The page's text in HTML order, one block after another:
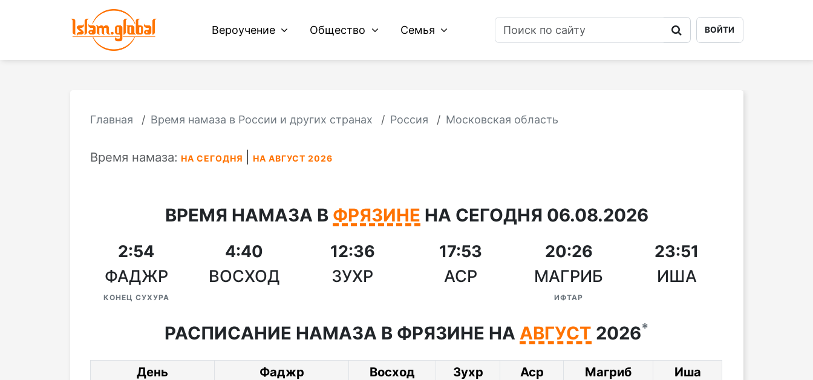
Вероучение Общество Семья ВОЙТИ
Главная Время намаза в России и других странах Россия Московская область
Время намаза: НА СЕГОДНЯ НА АВГУСТ 2026
ВРЕМЯ НАМАЗА В ФРЯЗИНЕ НА СЕГОДНЯ 06.08.2026
2:54
ФАДЖР
КОНЕЦ СУХУРА
4:40
ВОСХОД
12:36
ЗУХР
17:53
АСР
20:26
МАГРИБ
ИФТАР
23:51
ИША
РАСПИСАНИЕ НАМАЗА В ФРЯЗИНЕ НА АВГУСТ 2026*
День Фаджр Восход Зухр Аср Магриб Иша